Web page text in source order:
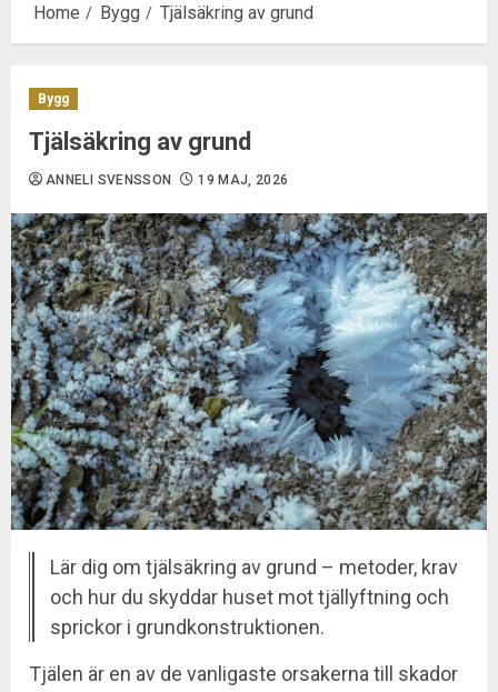
Home Bygg Tjälsäkring av grund
Bygg
Tjälsäkring av grund
ANNELI SVENSSON 19 MAJ, 2026
Lär dig om tjälsäkring av grund – metoder, krav
och hur du skyddar huset mot tjällyftning och
sprickor i grundkonstruktionen.
Tjälen är en av de vanligaste orsakerna till skador